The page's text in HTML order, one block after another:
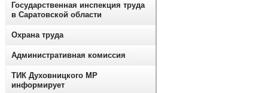
Государственная инспекция труда
в Саратовской области
Охрана труда
Административная комиссия
ТИК Духовницкого МР
информирует